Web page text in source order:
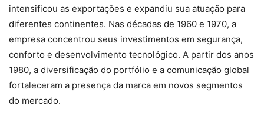
intensificou as exportações e expandiu sua atuação para
diferentes continentes. Nas décadas de 1960 e 1970, a
empresa concentrou seus investimentos em segurança,
conforto e desenvolvimento tecnológico. A partir dos anos
1980, a diversificação do portfólio e a comunicação global
fortaleceram a presença da marca em novos segmentos
do mercado.